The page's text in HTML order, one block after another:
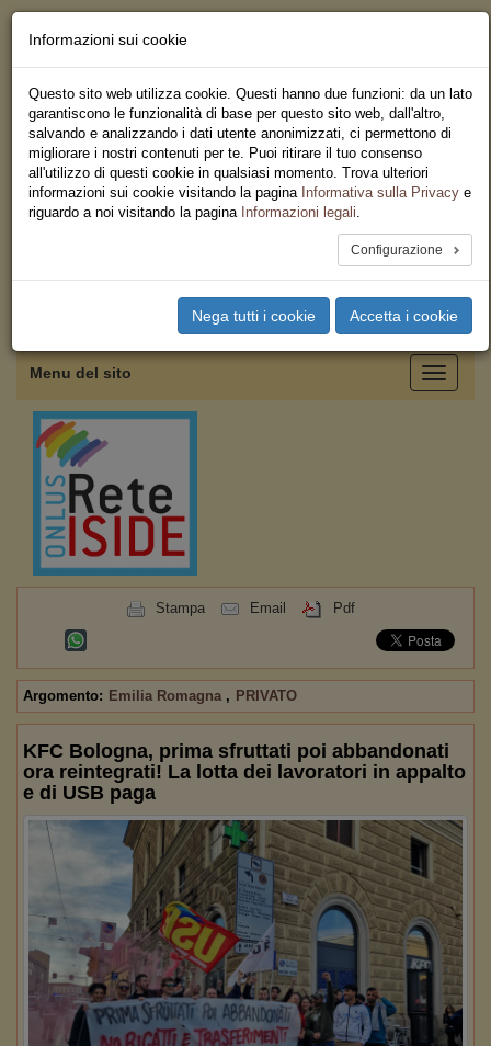
Servizi
Iscriviti
Ricerca
Area Stampa
Privacy
Federazione Regionale USB
Emilia Romagna
Toggle
Menu del sito
Stampa Email Pdf
Argomento: Emilia Romagna , PRIVATO
KFC Bologna, prima sfruttati poi abbandonati
ora reintegrati! La lotta dei lavoratori in appalto
e di USB paga
Informazioni sui cookie
Questo sito web utilizza cookie. Questi hanno due funzioni: da un lato
garantiscono le funzionalità di base per questo sito web, dall'altro,
salvando e analizzando i dati utente anonimizzati, ci permettono di
migliorare i nostri contenuti per te. Puoi ritirare il tuo consenso
all'utilizzo di questi cookie in qualsiasi momento. Trova ulteriori
informazioni sui cookie visitando la pagina Informativa sulla Privacy e
riguardo a noi visitando la pagina Informazioni legali.
Configurazione
Nega tutti i cookie Accetta i cookie